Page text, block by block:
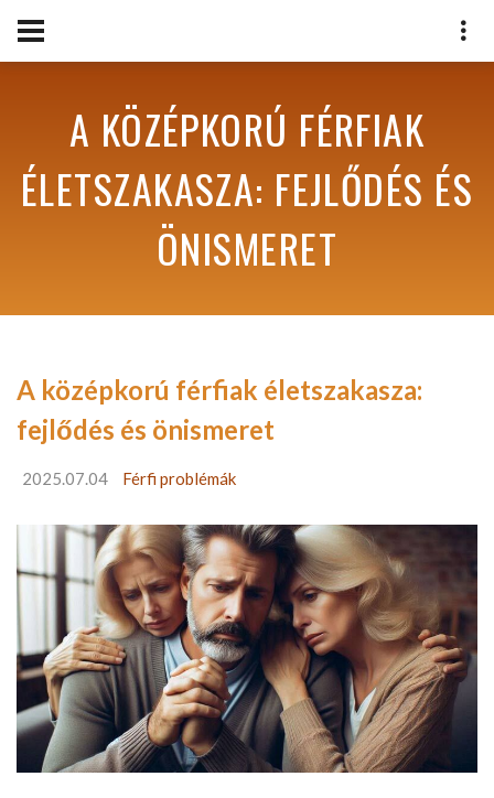
A KÖZÉPKORÚ FÉRFIAK
ÉLETSZAKASZA: FEJLŐDÉS ÉS
ÖNISMERET
A középkorú férfiak életszakasza:
fejlődés és önismeret
2025.07.04 Férfi problémák